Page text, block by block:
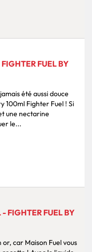
FUEL BY
été aussi douce
Fighter Fuel ! Si
une nectarine
le...
FIGHTER FUEL BY
car Maison Fuel vous